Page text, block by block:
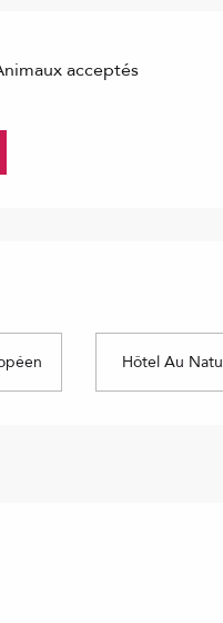
acceptés
Hôtel Au